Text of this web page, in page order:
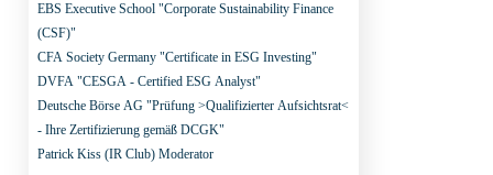
EBS Executive School "Corporate Sustainability Finance
(CSF)"
CFA Society Germany "Certificate in ESG Investing"
DVFA "CESGA - Certified ESG Analyst"
Deutsche Börse AG "Prüfung >Qualifizierter Aufsichtsrat<
- Ihre Zertifizierung gemäß DCGK"
Patrick Kiss (IR Club) Moderator